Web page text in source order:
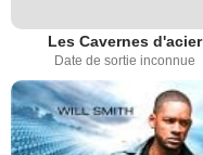
Les Cavernes d'acier
Date de sortie inconnue